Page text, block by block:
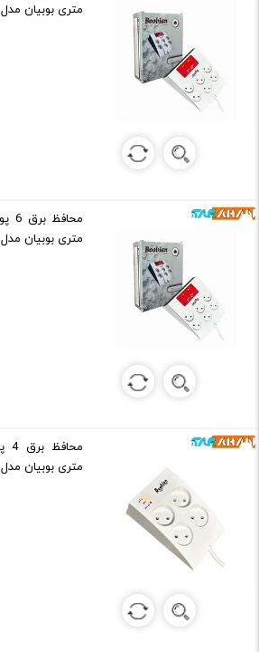
متری بوبیان مدل 6port
متری بوبیان مدل 6port
متری بوبیان مدل 4port